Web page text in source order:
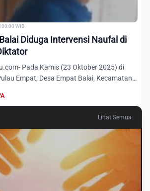
00:00 WIB
Diduga Intervensi Naufal di
Pada Kamis (23 Oktober 2025) di
Empat, Desa Empat Balai, Kecamatan
Lihat Semua